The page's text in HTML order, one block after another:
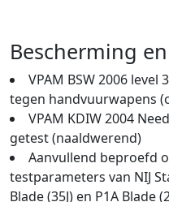
Bescherming
VPAM BSW 2006
tegen handvuurwapens
VPAM KDIW 2004
getest (naaldwerend)
Aanvullend beproefd
testparameters van NIJ
Blade (35J) en P1A Blade